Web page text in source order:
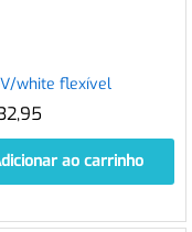
white flexível
ao carrinho